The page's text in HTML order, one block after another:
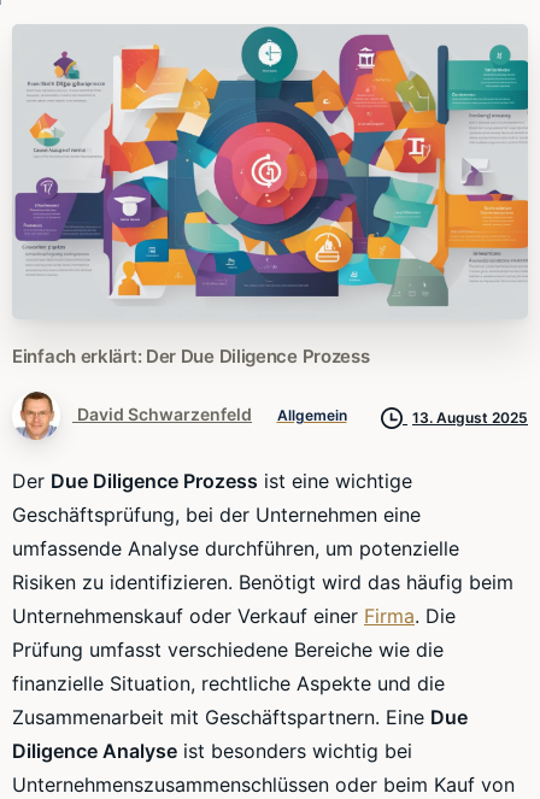
Einfach erklärt: Der Due Diligence Prozess
David Schwarzenfeld Allgemein 13. August 2025
Der Due Diligence Prozess ist eine wichtige
Geschäftsprüfung, bei der Unternehmen eine
umfassende Analyse durchführen, um potenzielle
Risiken zu identifizieren. Benötigt wird das häufig beim
Unternehmenskauf oder Verkauf einer Firma. Die
Prüfung umfasst verschiedene Bereiche wie die
finanzielle Situation, rechtliche Aspekte und die
Zusammenarbeit mit Geschäftspartnern. Eine Due
Diligence Analyse ist besonders wichtig bei
Unternehmenszusammenschlüssen oder beim Kauf von